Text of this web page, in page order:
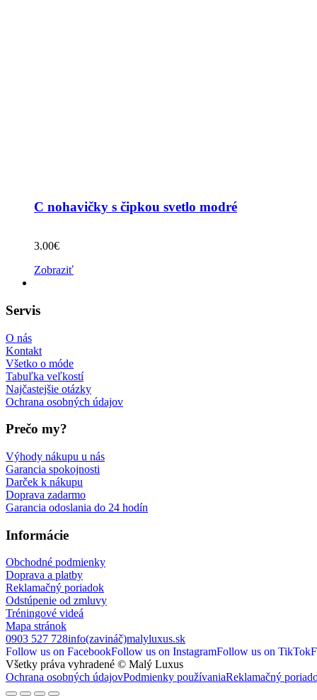
C nohavičky s čipkou svetlo modré
3.00€
Zobraziť
Servis
O nás
Kontakt
Všetko o móde
Tabuľka veľkostí
Najčastejšie otázky
Ochrana osobných údajov
Prečo my?
Výhody nákupu u nás
Garancia spokojnosti
Darček k nákupu
Doprava zadarmo
Garancia odoslania do 24 hodín
Informácie
Obchodné podmienky
Doprava a platby
Reklamačný poriadok
Odstúpenie od zmluvy
Tréningové videá
Mapa stránok
0903 527 728info(zavináč)malyluxus.sk
Follow us on FacebookFollow us on InstagramFollow us on TikTok
Všetky práva vyhradené © Malý Luxus
Ochrana osobných údajovPodmienky používaniaReklamačný